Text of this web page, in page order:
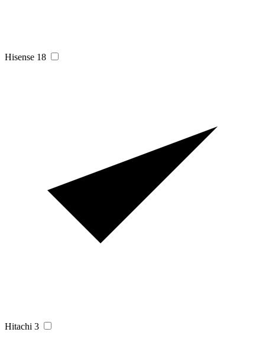
Hisense 18
Hitachi 3